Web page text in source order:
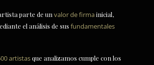
parte de un valor de firmainicial,
el análisis de sus fundamentales
artistasque analizamos cumple con los